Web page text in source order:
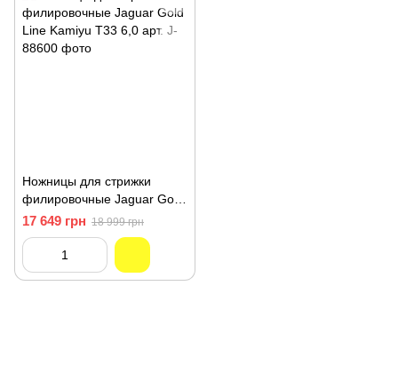
Ножницы для стрижки
филировочные Jaguar Gold
Line Kamiyu T33 6,0 арт. J-
88600
17 649 грн 18 999 грн